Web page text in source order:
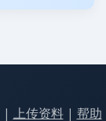
| 上传资料| 帮助